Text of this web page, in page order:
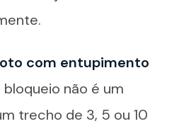
com entupimento
bloqueio não é um
trecho de 3, 5 ou 10